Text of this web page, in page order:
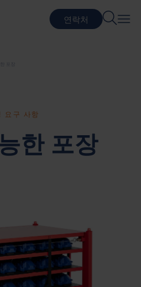
연락처
요구 사항
한 포장